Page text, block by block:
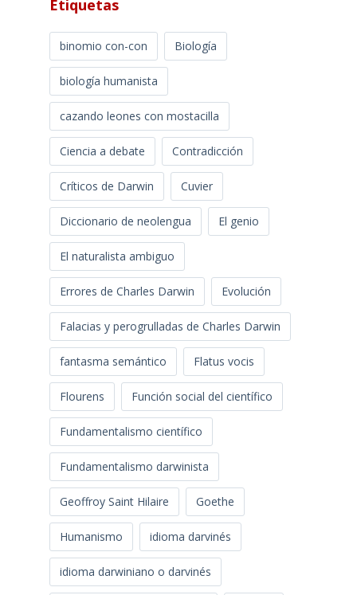
Etiquetas
binomio con-con Biología
biología humanista
cazando leones con mostacilla
Ciencia a debate Contradicción
Críticos de Darwin Cuvier
Diccionario de neolengua El genio
El naturalista ambiguo
Errores de Charles Darwin Evolución
Falacias y perogrulladas de Charles Darwin
fantasma semántico Flatus vocis
Flourens Función social del científico
Fundamentalismo científico
Fundamentalismo darwinista
Geoffroy Saint Hilaire Goethe
Humanismo idioma darvinés
idioma darwiniano o darvinés